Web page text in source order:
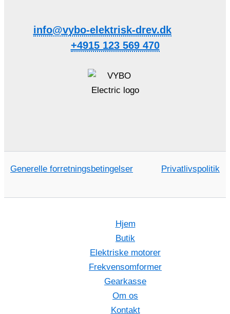
info@vybo-elektrisk-drev.dk
+4915 123 569 470
Generelle forretningsbetingelser Privatlivspolitik
Hjem
Butik
Elektriske motorer
Frekvensomformer
Gearkasse
Om os
Kontakt